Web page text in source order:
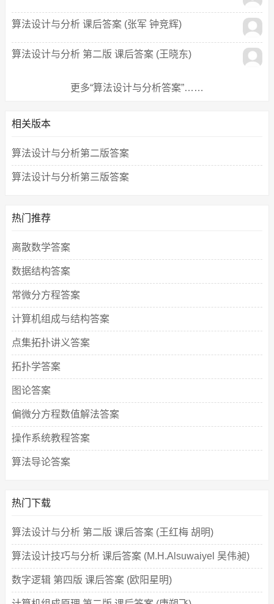
算法设计与分析 课后答案 (张军 钟竞辉)
算法设计与分析 第二版 课后答案 (王晓东)
更多“算法设计与分析答案”……
相关版本
算法设计与分析第二版答案
算法设计与分析第三版答案
热门推荐
离散数学答案
数据结构答案
常微分方程答案
计算机组成与结构答案
点集拓扑讲义答案
拓扑学答案
图论答案
偏微分方程数值解法答案
操作系统教程答案
算法导论答案
热门下载
算法设计与分析 第二版 课后答案 (王红梅 胡明)
算法设计技巧与分析 课后答案 (M.H.Alsuwaiyel 吴伟昶)
数字逻辑 第四版 课后答案 (欧阳星明)